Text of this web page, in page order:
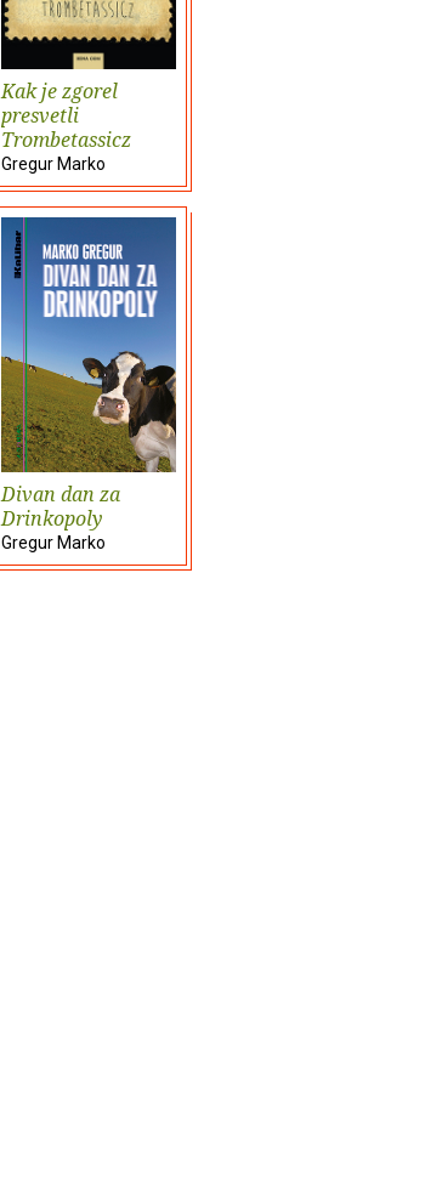
Kak je zgorel
presvetli
Trombetassicz
Gregur Marko
Divan dan za
Drinkopoly
Gregur Marko